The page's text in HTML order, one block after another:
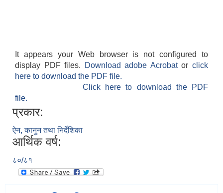
It appears your Web browser is not configured to
display PDF files.
Download adobe Acrobatorclick
here to download the PDF file.
Click here to download the PDF
file.
प्रकार:
ऐन, कानुन तथा निर्देशिका
आर्थिक वर्ष:
८०/८१